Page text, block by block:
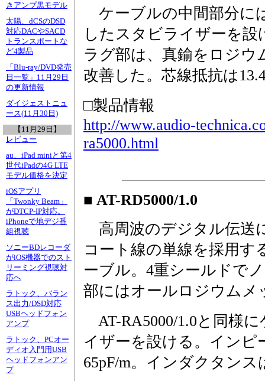
きアンプ黒モデル
太陽、dCSのDSD
対応DACやSACD
トランスポートな
ど4製品
「Blu-ray/DVD発売
日一覧」11月29日
の更新情報
ダイジェストニュ
ース(11月30日)
【11月29日】
レビュー
au、iPad miniと第4
世代iPadの4G LTE
モデル価格を決定
iOSアプリ
「Twonky Beam」
がDTCP-IP対応。
iPhoneで地デジ番
組視聴
ソニーBDレコーダ
がiOS機器でのスト
リーミング視聴対
応へ
ラトック、バラン
ス出力/DSD対応
USBヘッドフォン
アンプ
ラトック、PCオー
ディオ入門用USB
ヘッドフォンアン
プ
ケーブルの中間部分に
したスタビライザーを
ラグ部は、真鍮をロジウ
改善した。芯線抵抗は
□製品情報
http://www.audio-
ra5000.html
■ AT-RD5000/1.0
高周波のデジタル伝送
コート線の単線を採用
ーブル。4重シールドで
部にはオールロジウムメ
AT-RA5000/1.0と同様
イザーを設ける。インピ
65pF/m。インダクタンス